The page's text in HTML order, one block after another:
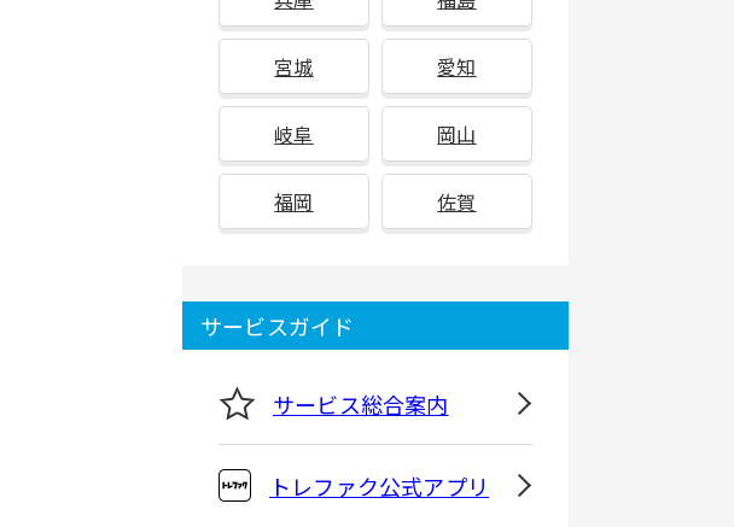
宮城 愛知
岐阜 岡山
福岡 佐賀
サービスガイド
サービス総合案内
トレファク公式アプリ